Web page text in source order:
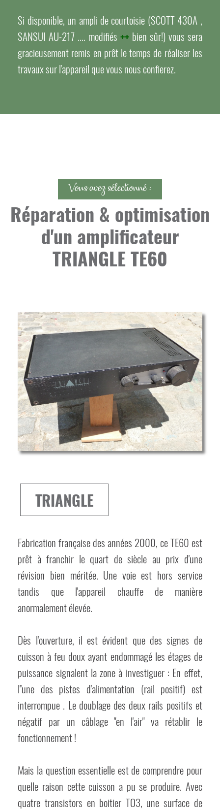
Si disponible, un ampli de courtoisie (SCOTT 430A ,
SANSUI AU-217 .... modifiés ++ bien sûr!) vous sera
gracieusement remis en prêt le temps de réaliser les
travaux sur l'appareil que vous nous confierez.
Vous avez sélectionné :
Réparation & optimisation
d'un amplificateur
TRIANGLE TE60
TRIANGLE
Fabrication française des années 2000, ce TE60 est
prêt à franchir le quart de siècle au prix d'une
révision bien méritée. Une voie est hors service
tandis que l'appareil chauffe de manière
anormalement élevée.
Dès l'ouverture, il est évident que des signes de
cuisson à feu doux ayant endommagé les étages de
puissance signalent la zone à investiguer : En effet,
l''une des pistes d'alimentation (rail positif) est
interrompue . Le doublage des deux rails positifs et
négatif par un câblage "en l'air" va rétablir le
fonctionnement !
Mais la question essentielle est de comprendre pour
quelle raison cette cuisson a pu se produire. Avec
quatre transistors en boitier TO3, une surface de